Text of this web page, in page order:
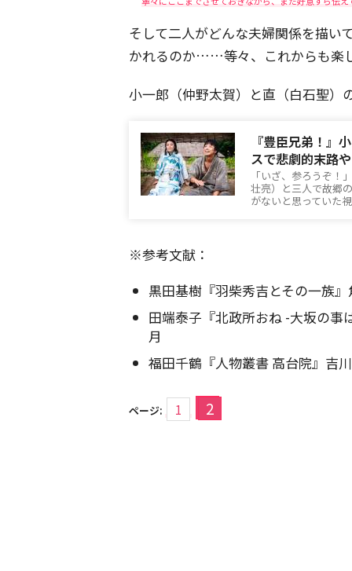
そして二人がどんな夫婦関係を描い
かれるのか……等々、これからも楽
小一郎（仲野太賀）と直（白石聖）
『豊臣兄弟！』
スで悲劇的末路
「いざ、参ろうぞ！
壮亮）と三人で故郷
がないと思っていた
※参考文献：
黒田基樹『羽柴秀吉とその一族
田端泰子『北政所おね -大坂の事
月
福田千鶴『人物叢書 高台院』吉
ページ: 1 2